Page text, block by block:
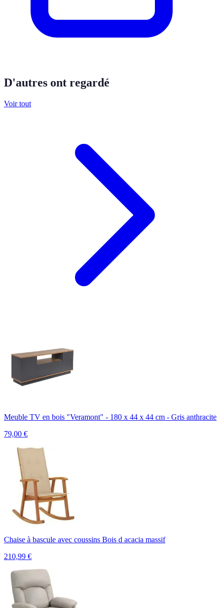
D'autres ont regardé
Voir tout
Meuble TV en bois "Veramont" - 180 x 44 x 44 cm - Gris anthracite
79,00 €
Chaise à bascule avec coussins Bois d acacia massif
210,99 €